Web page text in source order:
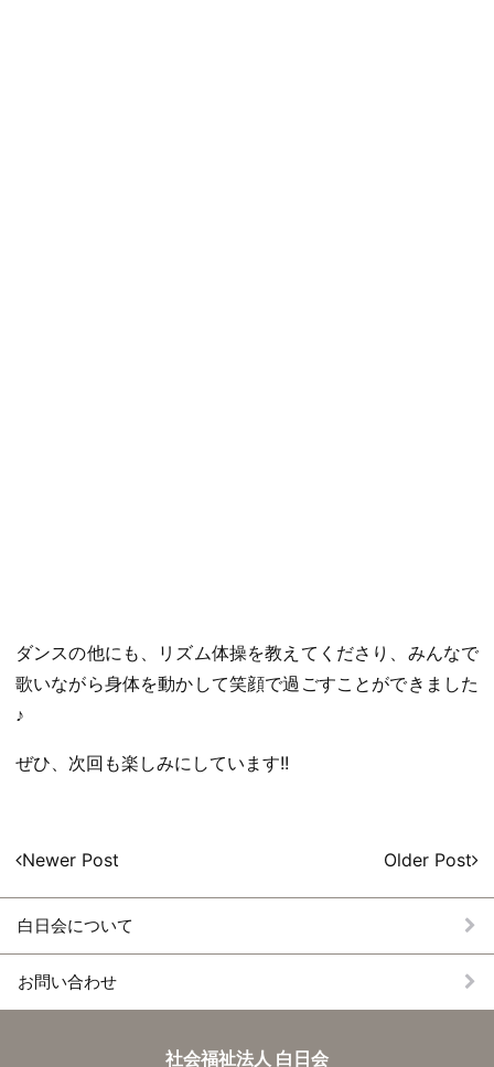
ダンスの他にも、リズム体操を教えてくださり、みんなで
歌いながら身体を動かして笑顔で過ごすことができました
♪
ぜひ、次回も楽しみにしています!!
投
ナ
ビ
ショ
Older Post
Newer Post
白日会について
お問い合わせ
社会福祉法人 白日会